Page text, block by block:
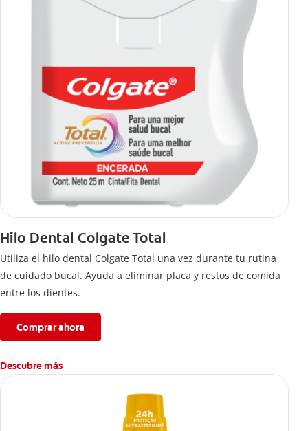
Hilo Dental Colgate Total
Utiliza el hilo dental Colgate Total una vez durante tu rutina
de cuidado bucal. Ayuda a eliminar placa y restos de comida
entre los dientes.
Comprar ahora
Descubre más